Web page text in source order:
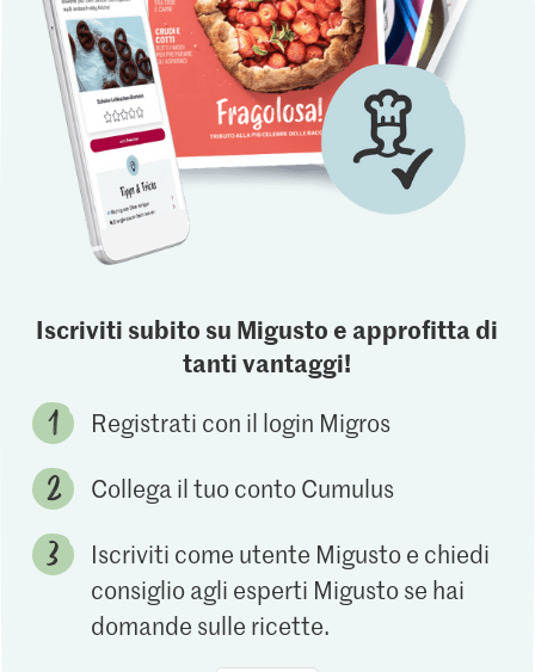
Iscriviti subito su Migusto e approfitta di
tanti vantaggi!
Registrati con il login Migros
Collega il tuo conto Cumulus
Iscriviti come utente Migusto e chiedi
consiglio agli esperti Migusto se hai
domande sulle ricette.